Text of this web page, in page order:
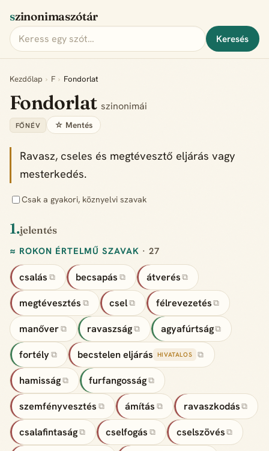
szinonimaszótár
Keresés
Kezdőlap › F › Fondorlat
Fondorlat szinonimái
FŐNÉV ☆ Mentés
Ravasz, cseles és megtévesztő eljárás vagy
mesterkedés.
Csak a gyakori, köznyelvi szavak
1.jelentés
≈ ROKON ÉRTELMŰ SZAVAK · 27
csalás ⧉ becsapás ⧉ átverés ⧉
megtévesztés ⧉ csel ⧉ félrevezetés ⧉
manőver ⧉ ravaszság ⧉ agyafúrtság⧉
fortély ⧉ becstelen eljárás HIVATALOS ⧉
hamisság ⧉ furfangosság ⧉
szemfényvesztés ⧉ ámítás ⧉ ravaszkodás ⧉
csalafintaság ⧉ cselfogás ⧉ cselszövés ⧉